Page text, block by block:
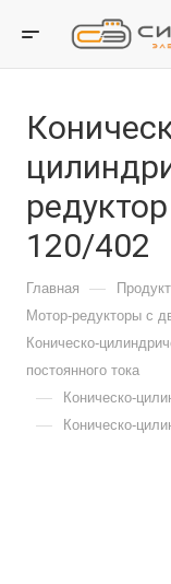
120/402
Главная —
Мотор-редукторы с
Коническо-
постоянного тока
— Коническо-
— Коническо-